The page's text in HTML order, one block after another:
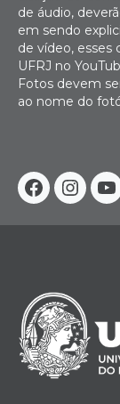
Facebook
de áudio,
em sendo
de vídeo, esses
UFRJ no
Fotos devem
ao nome do